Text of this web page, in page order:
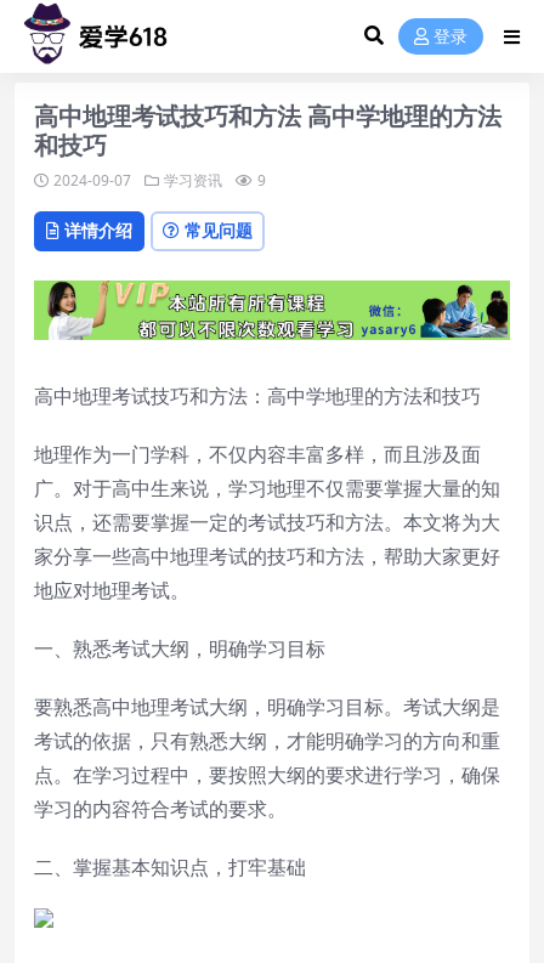
登录
高中地理考试技巧和方法 高中学地理的方法
和技巧
2024-09-07 学习资讯 9
详情介绍 常见问题
高中地理考试技巧和方法：高中学地理的方法和技巧
地理作为一门学科，不仅内容丰富多样，而且涉及面
广。对于高中生来说，学习地理不仅需要掌握大量的知
识点，还需要掌握一定的考试技巧和方法。本文将为大
家分享一些高中地理考试的技巧和方法，帮助大家更好
地应对地理考试。
一、熟悉考试大纲，明确学习目标
要熟悉高中地理考试大纲，明确学习目标。考试大纲是
考试的依据，只有熟悉大纲，才能明确学习的方向和重
点。在学习过程中，要按照大纲的要求进行学习，确保
学习的内容符合考试的要求。
二、掌握基本知识点，打牢基础